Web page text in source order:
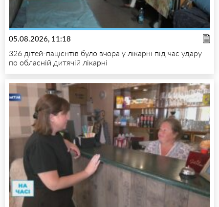
05.08.2026, 11:18
326 дітей-пацієнтів було вчора у лікарні під час удару
по обласній дитячій лікарні